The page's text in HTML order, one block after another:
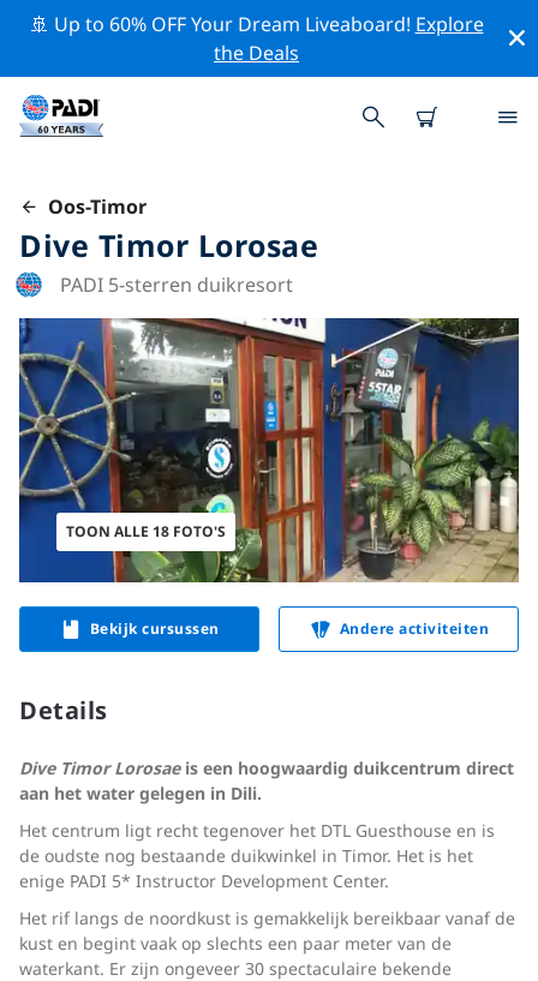
🚢 Up to 60% OFF Your Dream Liveaboard! Explore
the Deals
Oos-Timor
Dive Timor Lorosae
PADI 5-sterren duikresort
TOON ALLE 18 FOTO'S
Bekijk cursussen Andere activiteiten
Details
Dive Timor Lorosaeis een hoogwaardig duikcentrum direct
aan het water gelegen in Dili.
Het centrum ligt recht tegenover het DTL Guesthouse en is
de oudste nog bestaande duikwinkel in Timor. Het is het
enige PADI 5* Instructor Development Center.
Het rif langs de noordkust is gemakkelijk bereikbaar vanaf de
kust en begint vaak op slechts een paar meter van de
waterkant. Er zijn ongeveer 30 spectaculaire bekende